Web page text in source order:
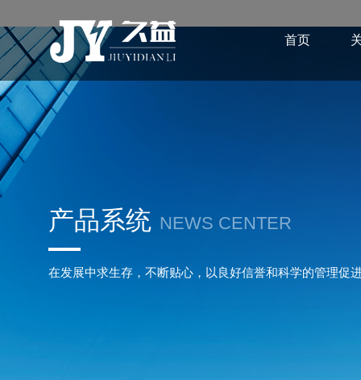
首页
产品系统 NEWS CENTER
在发展中求生存，不断贴心，以良好信誉和科学的管理促